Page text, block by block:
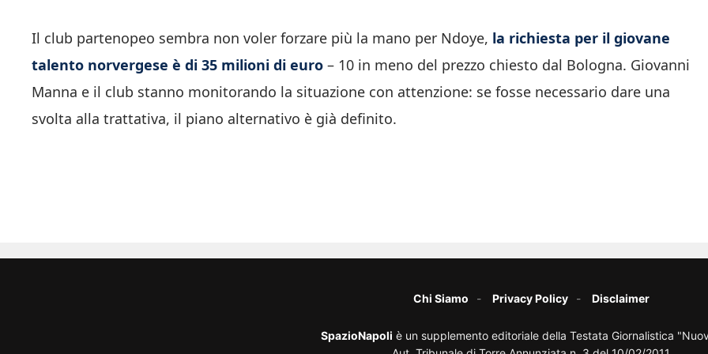
Il club partenopeo sembra non voler forzare più la mano per Ndoye, la richiesta per il giovane
talento norvergese è di 35 milioni di euro – 10 in meno del prezzo chiesto dal Bologna. Giovanni
Manna e il club stanno monitorando la situazione con attenzione: se fosse necessario dare una
svolta alla trattativa, il piano alternativo è già definito.
Chi Siamo Privacy Policy Disclaimer
SpazioNapoli è un supplemento editoriale della Testata Giornalistica